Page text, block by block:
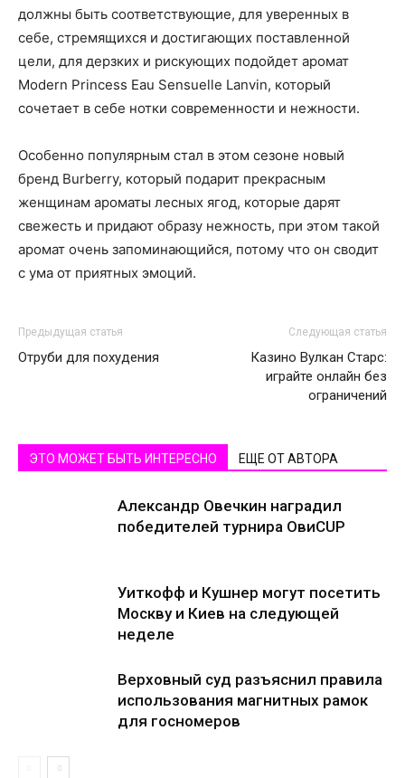
должны быть соответствующие, для уверенных в
себе, стремящихся и достигающих поставленной
цели, для дерзких и рискующих подойдет аромат
Modern Princess Eau Sensuelle Lanvin, который
сочетает в себе нотки современности и нежности.
Особенно популярным стал в этом сезоне новый
бренд Burberry, который подарит прекрасным
женщинам ароматы лесных ягод, которые дарят
свежесть и придают образу нежность, при этом такой
аромат очень запоминающийся, потому что он сводит
с ума от приятных эмоций.
Предыдущая статья
Отруби для похудения
Следующая статья
Казино Вулкан Старс:
играйте онлайн без
ограничений
ЭТО МОЖЕТ БЫТЬ ИНТЕРЕСНО ЕЩЕ ОТ АВТОРА
Александр Овечкин наградил
победителей турнира ОвиCUP
Уиткофф и Кушнер могут посетить
Москву и Киев на следующей
неделе
Верховный суд разъяснил правила
использования магнитных рамок
для госномеров